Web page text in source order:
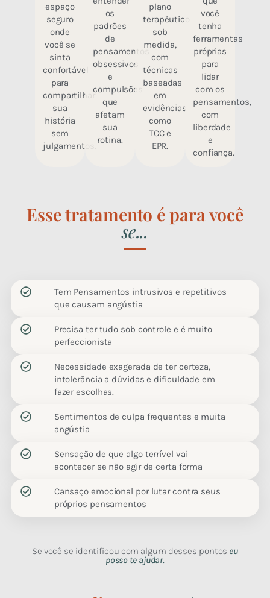
espaço
seguro
onde
você se
sinta
confortável
para
compartilhar
sua
história
sem
julgamentos.
os
padrões
de
pensamentos
obsessivos
e
compulsões
que
afetam
sua
rotina.
plano
terapêutico
sob
medida,
com
técnicas
baseadas
em
evidências
como
TCC e
EPR.
você
tenha
ferramentas
próprias
para
lidar
com os
pensamentos,
com
liberdade
e
confiança.
Esse tratamento é para você
se...
Tem Pensamentos intrusivos e repetitivos
que causam angústia
Precisa ter tudo sob controle e é muito
perfeccionista
Necessidade exagerada de ter certeza,
intolerância a dúvidas e dificuldade em
fazer escolhas.
Sentimentos de culpa frequentes e muita
angústia
Sensação de que algo terrível vai
acontecer se não agir de certa forma
Cansaço emocional por lutar contra seus
próprios pensamentos
Se você se identificou com algum desses pontos eu
posso te ajudar.